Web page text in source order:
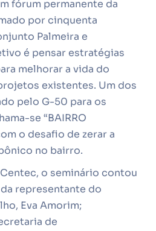
fórum permanente da
por cinquenta
Palmeira e
é pensar estratégias
melhorar a vida do
existentes. Um dos
pelo G-50 para os
se “BAIRRO
o desafio de zerar a
no bairro.
o seminário contou
representante do
Eva Amorim;
de